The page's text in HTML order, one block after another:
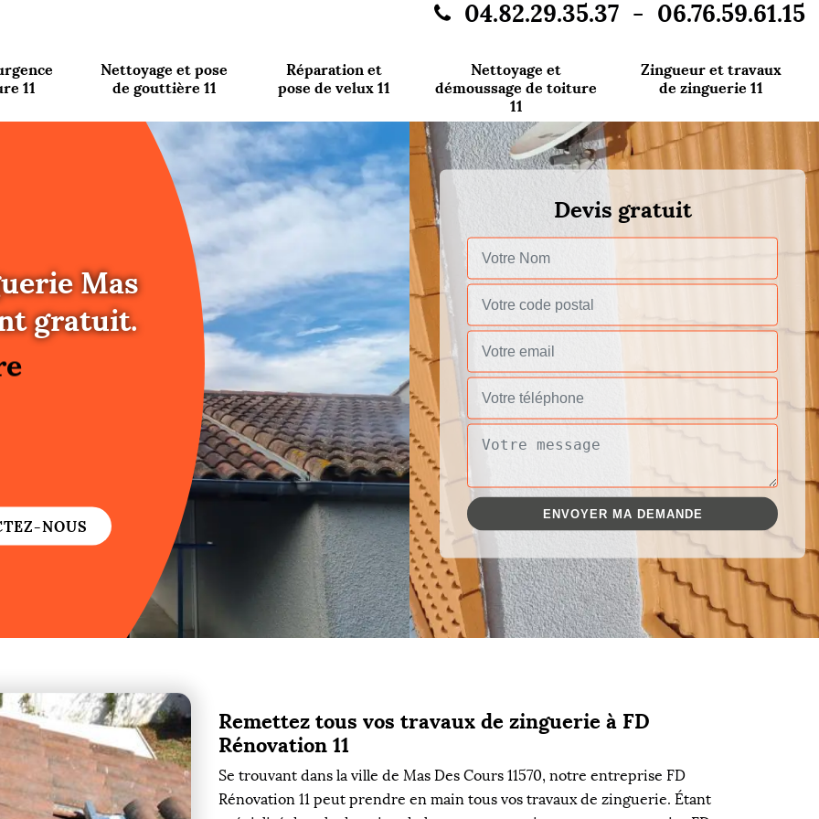
04.82.29.35.37 - 06.76.59.61.15
11
Nettoyage et pose
de gouttière 11
Réparation et
pose de velux 11
Nettoyage et
démoussage de toiture
11
Zingueur et travaux
de zinguerie 11
Mas
gratuit.
NOUS
Devis gratuit
Remettez tous vos travaux de zinguerie à FD
Rénovation 11
Se trouvant dans la ville de Mas Des Cours 11570, notre entreprise FD
Rénovation 11 peut prendre en main tous vos travaux de zinguerie. Étant